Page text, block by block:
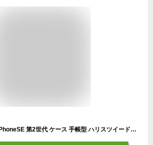
iPhoneSE 第3世代 iPhoneSE 第2世代 ケース 手帳型 ハリスツイード Harris Tweed 手帳ケース 可愛い 人気 オシャレ ベルトなし ニット チェック 秋冬 アイフォンSE3 アイフォンSE2 アイフォンSE 第3世代 第2世代